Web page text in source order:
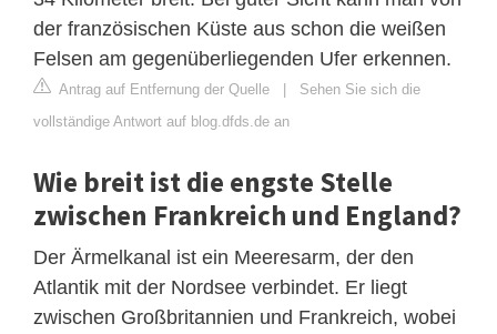
der französischen Küste aus schon die weißen
Felsen am gegenüberliegenden Ufer erkennen.
Antrag auf Entfernung der Quelle | Sehen Sie sich die
vollständige Antwort auf blog.dfds.de an
Wie breit ist die engste Stelle
zwischen Frankreich und England?
Der Ärmelkanal ist ein Meeresarm, der den
Atlantik mit der Nordsee verbindet. Er liegt
zwischen Großbritannien und Frankreich, wobei